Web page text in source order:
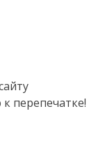
перепечатке!